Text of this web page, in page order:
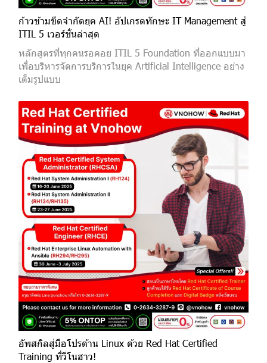
ก้าวข้ามขีดจำกัดยุค AI! อัปเกรดทักษะ IT Management สู่
ITIL 5 เวอร์ชั่นล่าสุด
หลักสูตรที่ทุกคนรอคอย ITIL 5 Foundation ที่ออกแบบมา
เพื่อบริหารจัดการบริการในยุค Artificial Intelligence อย่าง
เต็มรูปแบบ
อัพสกิลสู่มือโปรด้าน Linux ด้วย Red Hat Certified
Training ที่วีโนฮาว!